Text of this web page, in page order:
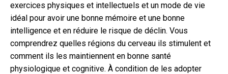
exercices physiques et intellectuels et un mode de vie
idéal pour avoir une bonne mémoire et une bonne
intelligence et en réduire le risque de déclin. Vous
comprendrez quelles régions du cerveau ils stimulent et
comment ils les maintiennent en bonne santé
physiologique et cognitive. À condition de les adopter